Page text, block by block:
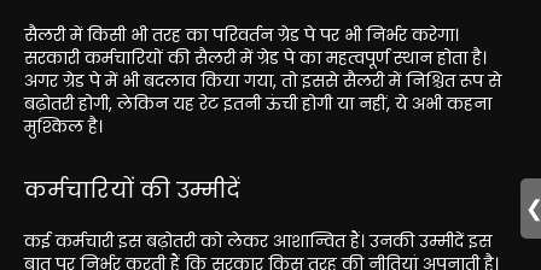
सैलरी में किसी भी तरह का परिवर्तन ग्रेड पे पर भी निर्भर करेगा।
सरकारी कर्मचारियों की सैलरी में ग्रेड पे का महत्वपूर्ण स्थान होता है।
अगर ग्रेड पे में भी बदलाव किया गया, तो इससे सैलरी में निश्चित रूप से
बढ़ोतरी होगी, लेकिन यह रेट इतनी ऊंची होगी या नहीं, ये अभी कहना
मुश्किल है।
कर्मचारियों की उम्मीदें
कई कर्मचारी इस बढ़ोतरी को लेकर आशान्वित हैं। उनकी उम्मीदें इस
बात पर निर्भर करती हैं कि सरकार किस तरह की नीतियां अपनाती है।